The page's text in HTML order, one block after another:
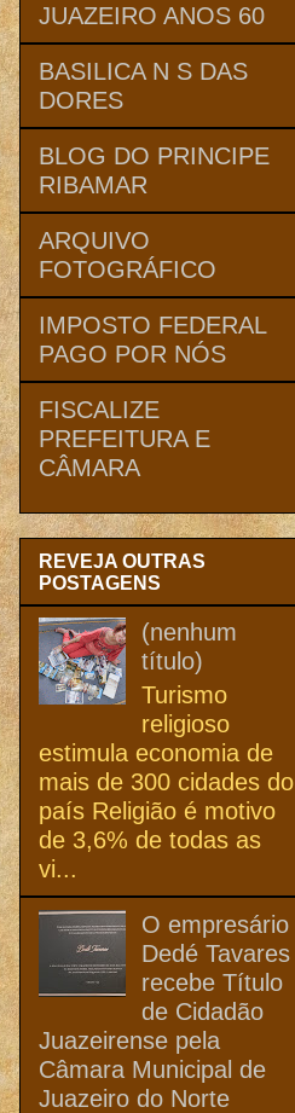
JUAZEIRO ANOS 60
BASILICA N S DAS
DORES
BLOG DO PRINCIPE
RIBAMAR
ARQUIVO
FOTOGRÁFICO
IMPOSTO FEDERAL
PAGO POR NÓS
FISCALIZE
PREFEITURA E
CÂMARA
REVEJA OUTRAS
POSTAGENS
(nenhum
título)
Turismo
religioso
estimula economia de
mais de 300 cidades do
país Religião é motivo
de 3,6% de todas as
vi...
O empresário
Dedé Tavares
recebe Título
de Cidadão
Juazeirense pela
Câmara Municipal de
Juazeiro do Norte